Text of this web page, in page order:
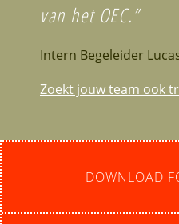
van het OEC.”
Intern Begeleider
Zoekt jouw team ook
DOWNLOAD